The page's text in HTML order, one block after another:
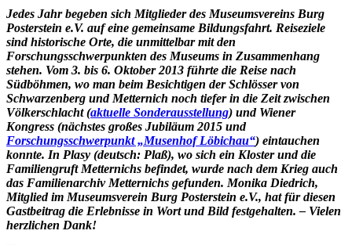
Jedes Jahr begeben sich Mitglieder des Museumsvereins Burg
Posterstein e.V. auf eine gemeinsame Bildungsfahrt. Reiseziele
sind historische Orte, die unmittelbar mit den
Forschungsschwerpunkten des Museums in Zusammenhang
stehen. Vom 3. bis 6. Oktober 2013 führte die Reise nach
Südböhmen, wo man beim Besichtigen der Schlösser von
Schwarzenberg und Metternich noch tiefer in die Zeit zwischen
Völkerschlacht (aktuelle Sonderausstellung) und Wiener
Kongress (nächstes großes Jubiläum 2015 und
Forschungsschwerpunkt „Musenhof Löbichau“) eintauchen
konnte. In Plasy (deutsch: Plaß), wo sich ein Kloster und die
Familiengruft Metternichs befindet, wurde nach dem Krieg auch
das Familienarchiv Metternichs gefunden. Monika Diedrich,
Mitglied im Museumsverein Burg Posterstein e.V., hat für diesen
Gastbeitrag die Erlebnisse in Wort und Bild festgehalten. – Vielen
herzlichen Dank!